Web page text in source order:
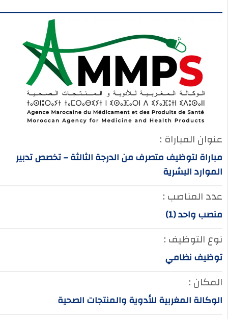
عنوان المباراة :
مباراة لتوظيف متصرف من الدرجة الثالثة – تخصص تدبير
الموارد البشرية
عدد المناصب :
منصب واحد (1)
نوع التوظيف :
توظيف نظامي
المكان :
الوكالة المغربية للأدوية والمنتجات الصحية